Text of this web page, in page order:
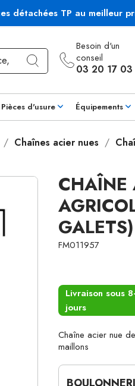
détachées TP au meilleur
Besoin d'un
conseil
03 20 17
Pièces d'usure Équipements
Chaînes acier nues
CHAÎNE
GALETS)
FM011957
Livraison sous
jours
Chaîne acier nue
maillons